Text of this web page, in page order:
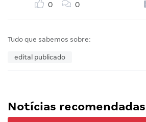
0 0
Tudo que sabemos sobre:
edital publicado
Notícias recomendadas